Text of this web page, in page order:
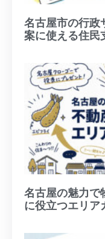
名古屋市の行政
案に使える住民
名古屋の魅力で
に役立つエリア